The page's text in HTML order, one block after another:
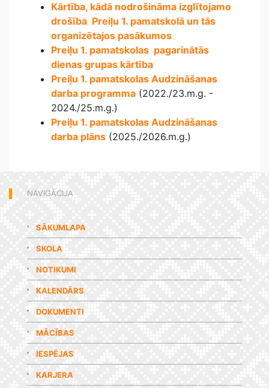
Kārtība, kādā nodrošināma izglītojamo
drošība Preiļu 1. pamatskolā un tās
organizētajos pasākumos
Preiļu 1. pamatskolas pagarinātās
dienas grupas kārtība
Preiļu 1. pamatskolas Audzināšanas
darba programma (2022./23.m.g. -
2024./25.m.g.)
Preiļu 1. pamatskolas Audzināšanas
darba plāns (2025./2026.m.g.)
NAVIGĀCIJA
SĀKUMLAPA
SKOLA
NOTIKUMI
KALENDĀRS
DOKUMENTI
MĀCĪBAS
IESPĒJAS
KARJERA